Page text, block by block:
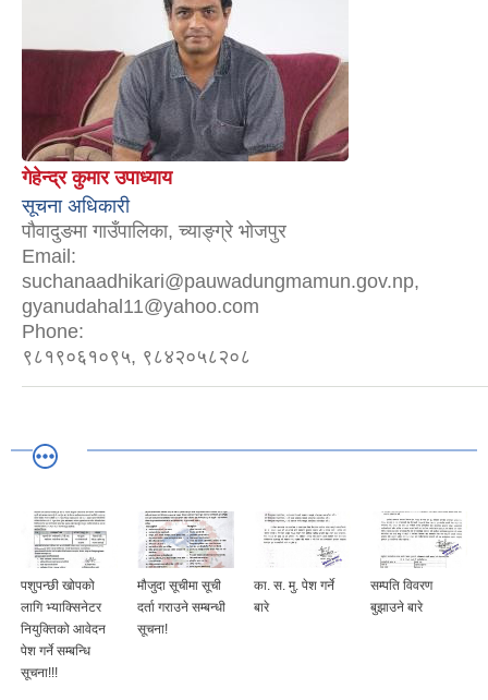
गेहेन्द्र कुमार उपाध्याय
सूचना अधिकारी
पौवादुङमा गाउँपालिका, च्याङ्ग्रे भोजपुर
Email:
suchanaadhikari@pauwadungmamun.gov.np,
gyanudahal11@yahoo.com
Phone:
९८१९०६१०९५, ९८४२०५८२०८
पशुपन्छी खोपको
लागि भ्याक्सिनेटर
नियुक्तिको आवेदन
पेश गर्ने सम्बन्धि
सूचना!!!
मौजुदा सूचीमा सूची
दर्ता गराउने सम्बन्धी
सूचना!
का. स. मु. पेश गर्ने
बारे
सम्पति विवरण
बुझाउने बारे